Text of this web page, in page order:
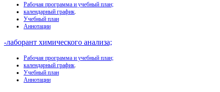
Рабочая программа и учебный план;
календарный график.
Учебный план
Аннотации
-лаборант химического анализа;
Рабочая программа и учебный план;
календарный график.
Учебный план
Аннотации